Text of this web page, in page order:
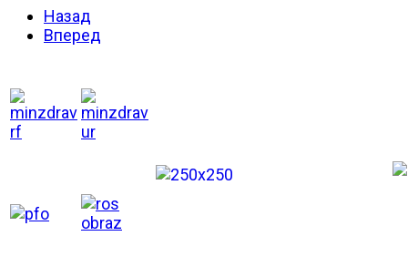
Назад
Вперед